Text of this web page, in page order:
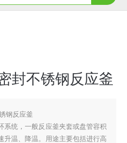
封不锈钢反应釜
钢反应釜
系统，一般反应釜夹套或盘管容积
升温、降温。用途主要包括进行高